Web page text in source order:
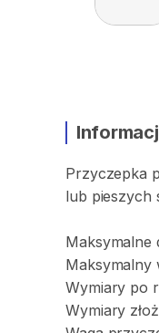
Przyczepka
lub pieszych
Maksymalne
Maksymalny
Wymiary po
Wymiary